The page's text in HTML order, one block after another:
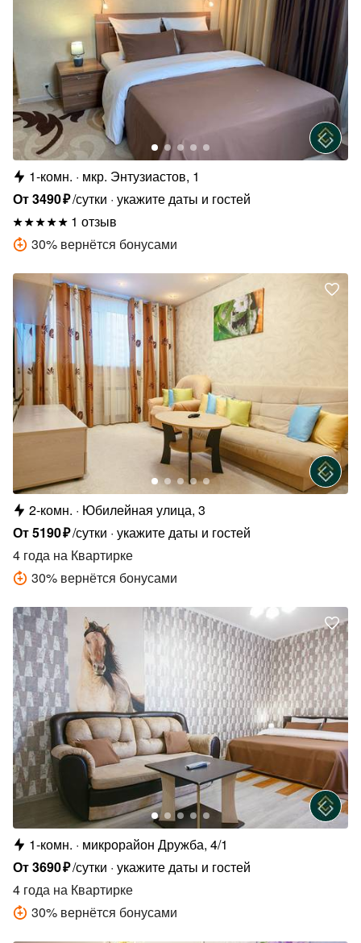
1-комн.
мкр. Энтузиастов, 1
От3490₽/сутки укажите даты и гостей
1 отзыв
30% вернётся бонусами
2-комн.
Юбилейная улица, 3
От5190₽/сутки укажите даты и гостей
4 года на Квартирке
30% вернётся бонусами
1-комн.
микрорайон Дружба, 4/1
От3690₽/сутки укажите даты и гостей
4 года на Квартирке
30% вернётся бонусами